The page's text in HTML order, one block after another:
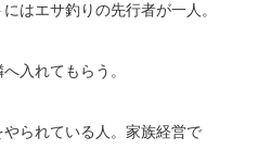
はエサ釣りの先行者が一人。
入れてもらう。
られている人。家族経営で